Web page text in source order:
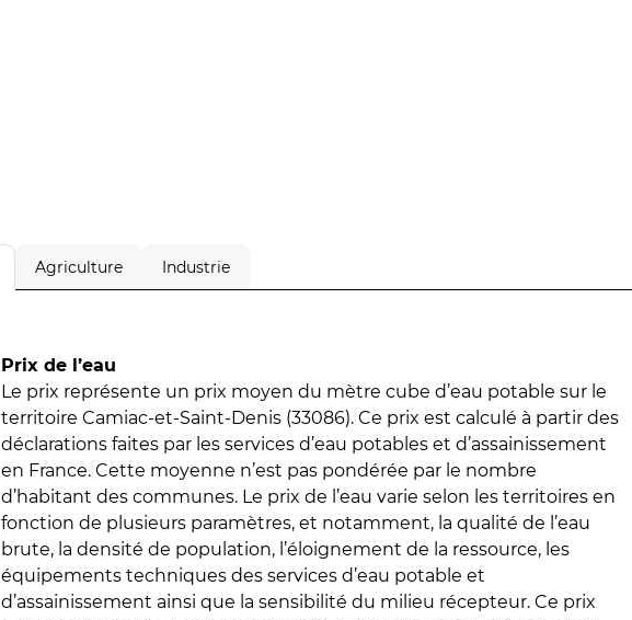
Agriculture Industrie
Prix de l’eau
Le prix représente un prix moyen du mètre cube d’eau potable sur le
territoire Camiac-et-Saint-Denis (33086). Ce prix est calculé à partir des
déclarations faites par les services d’eau potables et d’assainissement
en France. Cette moyenne n’est pas pondérée par le nombre
d’habitant des communes. Le prix de l’eau varie selon les territoires en
fonction de plusieurs paramètres, et notamment, la qualité de l’eau
brute, la densité de population, l’éloignement de la ressource, les
équipements techniques des services d’eau potable et
d’assainissement ainsi que la sensibilité du milieu récepteur. Ce prix